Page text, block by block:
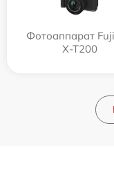
Фотоаппарат
X-T200